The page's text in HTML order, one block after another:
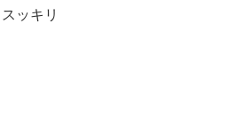
スッキリ